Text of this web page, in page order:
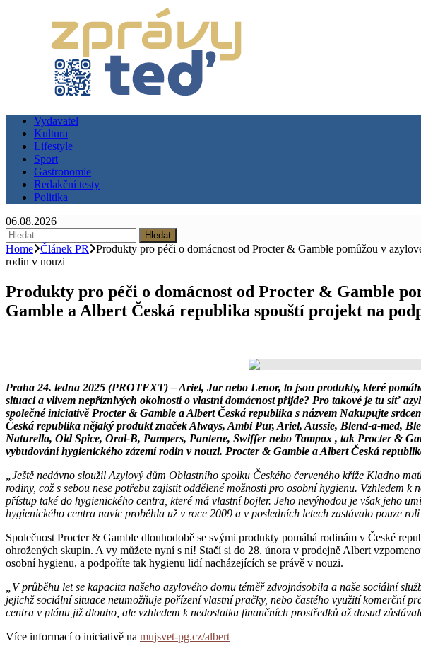
Vydavatel
Kultura
Lifestyle
Sport
Gastronomie
Redakční testy
Politika
06.08.2026
Vyhledávání
Home Článek PR
Produkty pro péči o domácnost od Procter & Gamble pomůžou v
rodin v nouzi
Produkty pro péči o domácnost od Procter & Gamble
Gamble a Albert Česká republika spouští projekt na
Praha 24. ledna 2025 (PROTEXT) – Ariel, Jar nebo Lenor, to jsou produkty, které
situaci a vlivem nepříznivých okolností o vlastní domácnost přijde? Pro takové je tu síť
společné iniciativě Procter & Gamble a Albert Česká republika s názvem Nakupujte
Česká republika nějaký produkt značek Always, Ambi Pur, Ariel, Aussie, Blend-a-med,
Naturella, Old Spice, Oral-B, Pampers, Pantene, Swiffer nebo Tampax , tak Procter &
vybudování hygienického zázemí rodin v nouzi. Procter & Gamble a Albert Česká
„Ještě nedávno sloužil Azylový dům Oblastního spolku Českého červeného kříže Kladno
rodiny, což s sebou nese potřebu zajistit oddělené možnosti pro osobní hygienu. Vzhledem
přístup také do hygienického centra, které má vlastní bojler. Jeho nevýhodou je však jeho
hygienického centra navíc proběhla už v roce 2009 a v posledních letech zastávalo pouze
Společnost Procter & Gamble dlouhodobě se svými produkty pomáhá rodinám v České
ohrožených skupin. A vy můžete nyní s ní! Stačí si do 28. února v prodejně Albert
osobní hygienu, a podpoříte tak hygienu lidí nacházejících se právě v nouzi.
„V průběhu let se kapacita našeho azylového domu téměř zdvojnásobila a naše sociální
jejichž sociální situace neumožňuje pořízení vlastní pračky, nebo častého využití komerční
centra v plánu již dlouho, ale vzhledem k nedostatku finančních prostředků až dosud
Více informací o iniciativě na mujsvet-pg.cz/albert